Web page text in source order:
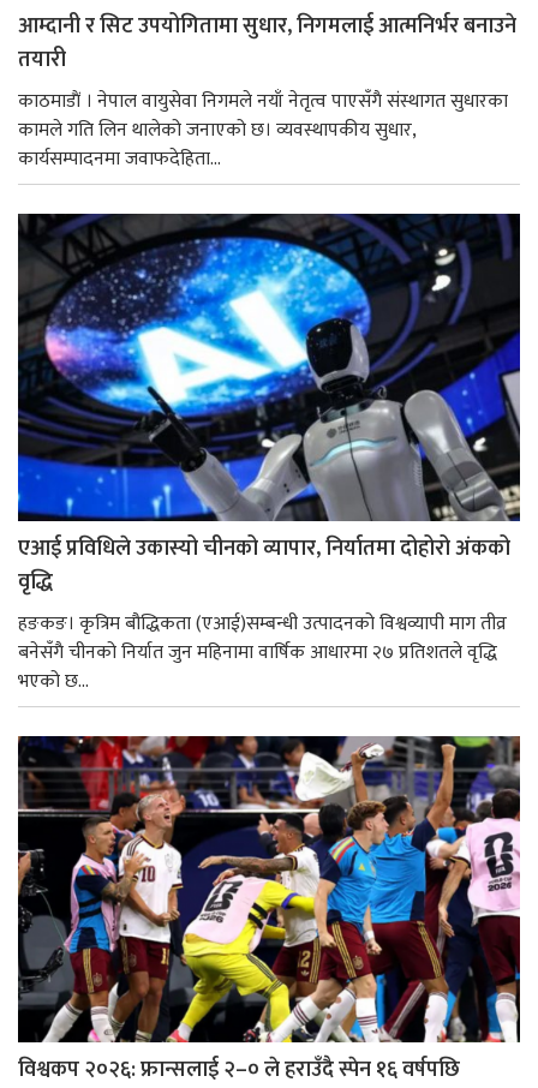
आम्दानी र सिट उपयोगितामा सुधार, निगमलाई आत्मनिर्भर बनाउने
तयारी
काठमाडाैं । नेपाल वायुसेवा निगमले नयाँ नेतृत्व पाएसँगै संस्थागत सुधारका
कामले गति लिन थालेको जनाएको छ। व्यवस्थापकीय सुधार,
कार्यसम्पादनमा जवाफदेहिता...
एआई प्रविधिले उकास्यो चीनको व्यापार, निर्यातमा दोहोरो अंकको
वृद्धि
हङकङ। कृत्रिम बौद्धिकता (एआई)सम्बन्धी उत्पादनको विश्वव्यापी माग तीव्र
बनेसँगै चीनको निर्यात जुन महिनामा वार्षिक आधारमा २७ प्रतिशतले वृद्धि
भएको छ...
विश्वकप २०२६: फ्रान्सलाई २–० ले हराउँदै स्पेन १६ वर्षपछि